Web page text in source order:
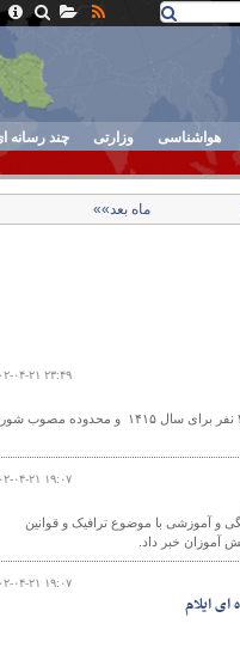
هواشناسی وزارتی چند رسانه
ماه بعد»»
۱۴۰۲-۰۴-۲۱
در شورایعالی شهرسازی و معماری ایران جمعیت افق شهر میانه معادل ۱۲۹ هزار و ۴۱۷ نفر برای سال ۱۴۱۵ و
۱۴۰۲-۰۴-۲۱
و آموزشی با موضوع ترافیک و قوانین
آموزان خبر داد.
۱۴۰۲-۰۴-۲۱
ایلام